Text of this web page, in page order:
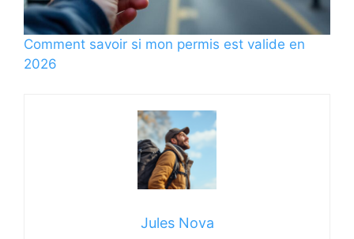
Comment savoir si mon permis est valide en
2026
Jules Nova